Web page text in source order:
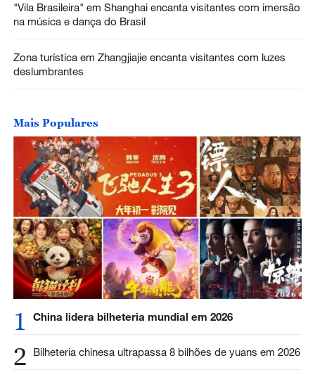
"Vila Brasileira" em Shanghai encanta visitantes com imersão
na música e dança do Brasil
Zona turística em Zhangjiajie encanta visitantes com luzes
deslumbrantes
Mais Populares
1 China lidera bilheteria mundial em 2026
2 Bilheteria chinesa ultrapassa 8 bilhões de yuans em 2026